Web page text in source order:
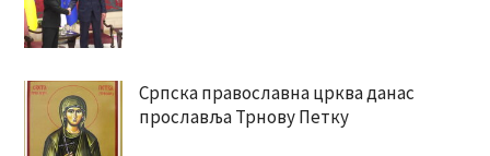
Српска православна црква данас
прославља Трнову Петку